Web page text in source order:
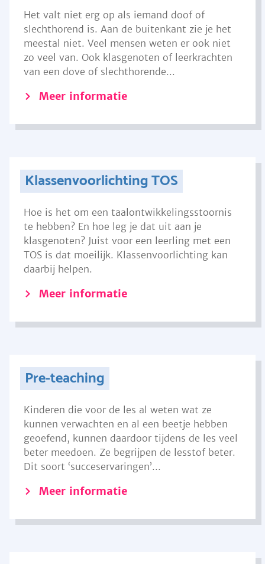
Het valt niet erg op als iemand doof of
slechthorend is. Aan de buitenkant zie je het
meestal niet. Veel mensen weten er ook niet
zo veel van. Ook klasgenoten of leerkrachten
van een dove of slechthorende...
Meer informatie
Klassenvoorlichting TOS
Hoe is het om een taalontwikkelingsstoornis
te hebben? En hoe leg je dat uit aan je
klasgenoten? Juist voor een leerling met een
TOS is dat moeilijk. Klassenvoorlichting kan
daarbij helpen.
Meer informatie
Pre-teaching
Kinderen die voor de les al weten wat ze
kunnen verwachten en al een beetje hebben
geoefend, kunnen daardoor tijdens de les veel
beter meedoen. Ze begrijpen de lesstof beter.
Dit soort ‘succeservaringen’...
Meer informatie